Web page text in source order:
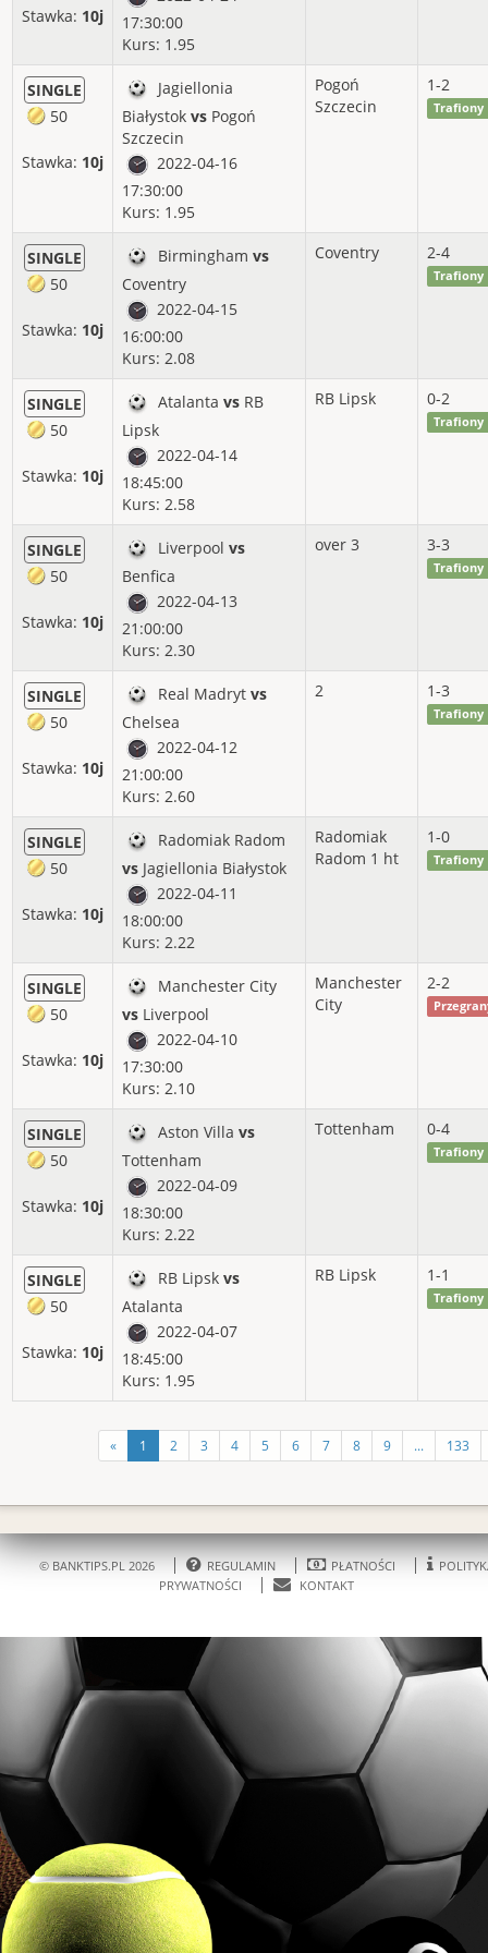
2017-09
2017-08
60% 17.52%
43.80j
2017-07
59% 23.18%
78.80j
2017-04
38% -15.92%
-62.10j
2017-03
108.00j
65%
57%
2016-12
43% -8.84%
-76.00j
2016-11
102.10j
2016-10
2016-09
55% 14.25%
62.00j
2016-08
72% 124.40j
Stawka: 10j
17:30:00
Kurs: 1.95
SINGLE
50
Stawka: 10j
Jagiellonia
Białystok vs Pogoń
Szczecin
2022-04-16
17:30:00
Kurs: 1.95
Pogoń
Szczecin
1-2
Trafiony
SINGLE
50
Stawka: 10j
Birmingham vs
Coventry
2022-04-15
16:00:00
Kurs: 2.08
Coventry 2-4
Trafiony
SINGLE
50
Stawka: 10j
Atalanta vs RB
Lipsk
2022-04-14
18:45:00
Kurs: 2.58
RB Lipsk 0-2
Trafiony
SINGLE
50
Stawka: 10j
Liverpool vs
Benfica
2022-04-13
21:00:00
Kurs: 2.30
over 3 3-3
Trafiony
SINGLE
50
Stawka: 10j
Real Madryt vs
Chelsea
2022-04-12
21:00:00
Kurs: 2.60
2 1-3
Trafiony
SINGLE
50
Stawka: 10j
Radomiak Radom
vs Jagiellonia Białystok
2022-04-11
18:00:00
Kurs: 2.22
Radomiak
Radom 1 ht
1-0
Trafiony
SINGLE
50
Stawka: 10j
Manchester City
vs Liverpool
2022-04-10
17:30:00
Kurs: 2.10
Manchester
City
2-2
SINGLE
50
Stawka: 10j
Aston Villa vs
Tottenham
2022-04-09
18:30:00
Kurs: 2.22
Tottenham 0-4
Trafiony
SINGLE
50
Stawka: 10j
RB Lipsk vs
Atalanta
2022-04-07
18:45:00
Kurs: 1.95
RB Lipsk 1-1
Trafiony
« 1 2 3 4 5 6 7 8 9 ... 133
© BANKTIPS.PL 2026 REGULAMIN PŁATNOŚCI
PRYWATNOŚCI
KONTAKT